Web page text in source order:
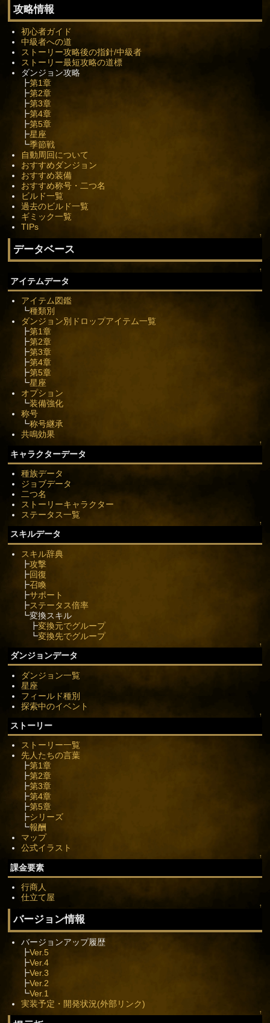
攻略情報
初心者ガイド
中級者への道
ストーリー攻略後の指針/中級者
ストーリー最短攻略の道標
ダンジョン攻略
┣第1章
┣第2章
┣第3章
┣第4章
┣第5章
┣星座
┗季節戦
自動周回について
おすすめダンジョン
おすすめ装備
おすすめ称号・二つ名
ビルド一覧
過去のビルド一覧
ギミック一覧
TIPs
↑
データベース
↑
アイテムデータ
アイテム図鑑
┗種類別
ダンジョン別ドロップアイテム一覧
┣第1章
┣第2章
┣第3章
┣第4章
┣第5章
┗星座
オプション
┗装備強化
称号
┗称号継承
共鳴効果
↑
キャラクターデータ
種族データ
ジョブデータ
二つ名
ストーリーキャラクター
ステータス一覧
↑
スキルデータ
スキル辞典
┣攻撃
┣回復
┣召喚
┣サポート
┣ステータス倍率
┗変換スキル
┣変換元でグループ
┗変換先でグループ
↑
ダンジョンデータ
ダンジョン一覧
星座
フィールド種別
探索中のイベント
↑
ストーリー
ストーリー一覧
先人たちの言葉
┣第1章
┣第2章
┣第3章
┣第4章
┣第5章
┣シリーズ
┗報酬
マップ
公式イラスト
↑
課金要素
行商人
仕立て屋
↑
バージョン情報
バージョンアップ履歴
┣Ver.5
┣Ver.4
┣Ver.3
┣Ver.2
┗Ver.1
実装予定・開発状況(外部リンク)
↑